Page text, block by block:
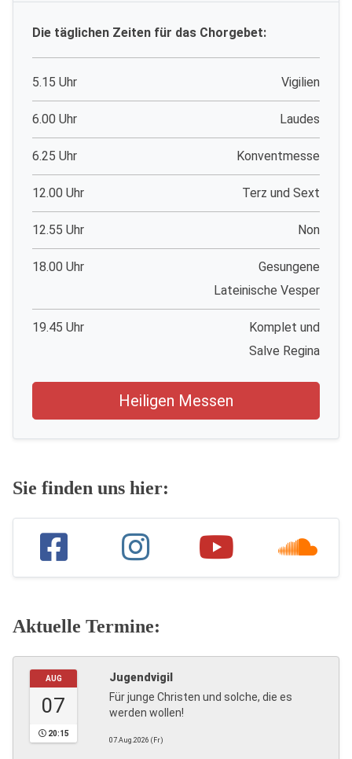
Die täglichen Zeiten für das Chorgebet:
5.15 Uhr Vigilien
6.00 Uhr Laudes
6.25 Uhr Konventmesse
12.00 Uhr Terz und Sext
12.55 Uhr Non
18.00 Uhr
Gesungene
Lateinische Vesper
19.45 Uhr
Komplet und
Salve Regina
Heiligen Messen
Sie finden uns hier:
Aktuelle Termine:
AUG
07
20:15
Jugendvigil
Für junge Christen und solche, die es
werden wollen!
07.Aug.2026 (Fr)